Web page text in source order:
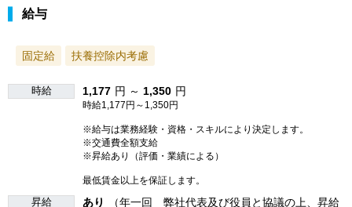
給与
固定給 扶養控除内考慮
時給 1,177 円 ～ 1,350 円
時給1,177円～1,350円
※給与は業務経験・資格・スキルにより決定します。
※交通費全額支給
※昇給あり（評価・業績による）
最低賃金以上を保証します。
昇給 あり
（年一回 弊社代表及び役員と協議の上、昇給